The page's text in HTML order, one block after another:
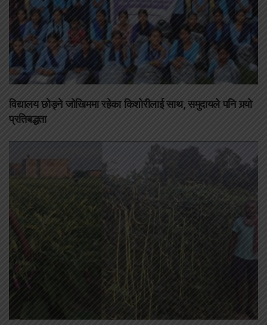
विद्यालय छोड्ने जोखिममा रहेका किशोरीलाई साथ, समुदायले पनि गर्‍यो
प्रतिबद्धता